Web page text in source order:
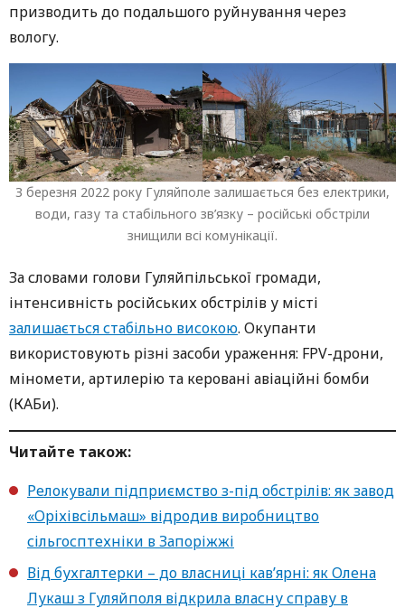
призводить до подальшого руйнування через
вологу.
З березня 2022 року Гуляйполе залишається без електрики,
води, газу та стабільного зв’язку – російські обстріли
знищили всі комунікації.
За словами голови Гуляйпільської громади,
інтенсивність російських обстрілів у місті
залишається стабільно високою. Окупанти
використовують різні засоби ураження: FPV-дрони,
міномети, артилерію та керовані авіаційні бомби
(КАБи).
Читайте також:
Релокували підприємство з-під обстрілів: як завод
«Оріхівсільмаш» відродив виробництво
сільгосптехніки в Запоріжжі
Від бухгалтерки – до власниці кав’ярні: як Олена
Лукаш з Гуляйполя відкрила власну справу в